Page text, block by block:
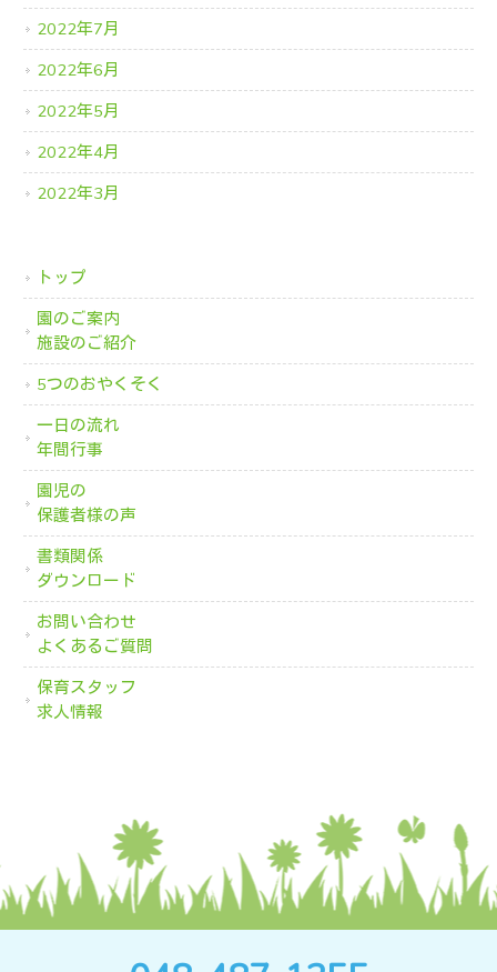
2022年7月
2022年6月
2022年5月
2022年4月
2022年3月
トップ
園のご案内
施設のご紹介
5つのおやくそく
一日の流れ
年間行事
園児の
保護者様の声
書類関係
ダウンロード
お問い合わせ
よくあるご質問
保育スタッフ
求人情報